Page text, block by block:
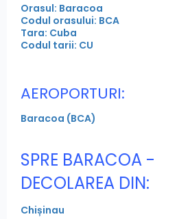
Orasul: Baracoa
Codul orasului: BCA
Tara: Cuba
Codul tarii: CU
AEROPORTURI:
Baracoa (BCA)
SPRE BARACOA -
DECOLAREA DIN:
Chișinau